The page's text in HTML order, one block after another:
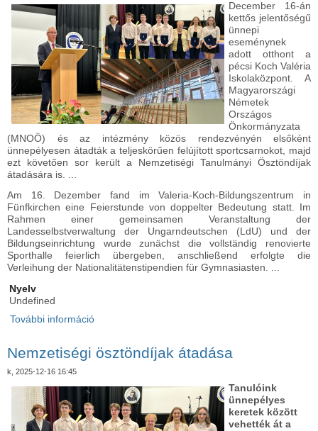
December 16-án
kettős jelentőségű
ünnepi
eseménynek
adott otthont a
pécsi Koch Valéria
Iskolaközpont. A
Magyarországi
Németek
Országos
Önkormányzata
(MNOÖ) és az intézmény közös rendezvényén elsőként
ünnepélyesen átadták a teljeskörűen felújított sportcsarnokot, majd
ezt követően sor került a Nemzetiségi Tanulmányi Ösztöndíjak
átadására is. ...
Am 16. Dezember fand im Valeria-Koch-Bildungszentrum in
Fünfkirchen eine Feierstunde von doppelter Bedeutung statt. Im
Rahmen einer gemeinsamen Veranstaltung der
Landesselbstverwaltung der Ungarndeutschen (LdU) und der
Bildungseinrichtung wurde zunächst die vollständig renovierte
Sporthalle feierlich übergeben, anschließend erfolgte die
Verleihung der Nationalitätenstipendien für Gymnasiasten. ...
Nyelv
Undefined
További információ
Nemzetiségi ösztöndíjak átadása
k, 2025-12-16 16:45
Tanulóink
ünnepélyes
keretek között
vehették át a